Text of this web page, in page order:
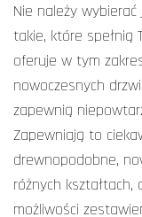
Nie należy wybierać
takie, które spełnią
oferuje w tym
nowoczesnych drzwi
zapewnią
Zapewniają to
drewnopodobne,
różnych kształtach,
możliwości